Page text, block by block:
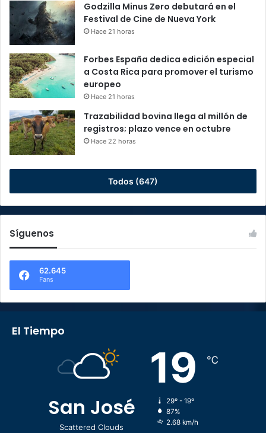
Godzilla Minus Zero debutará en el
Festival de Cine de Nueva York
Hace 21 horas
Forbes España dedica edición especial
a Costa Rica para promover el turismo
europeo
Hace 21 horas
Trazabilidad bovina llega al millón de
registros; plazo vence en octubre
Hace 22 horas
Todos (647)
Síguenos
62.645
Fans
El Tiempo
San José
Scattered Clouds
19 ℃
29º - 19º
87%
2.68 km/h